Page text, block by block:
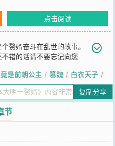
点击阅读
赘婿奋斗在乱世的故事。
不错的话请不要忘记向您
是前朝公主 / 篡魏 / 白衣天子 /
复制分享
节